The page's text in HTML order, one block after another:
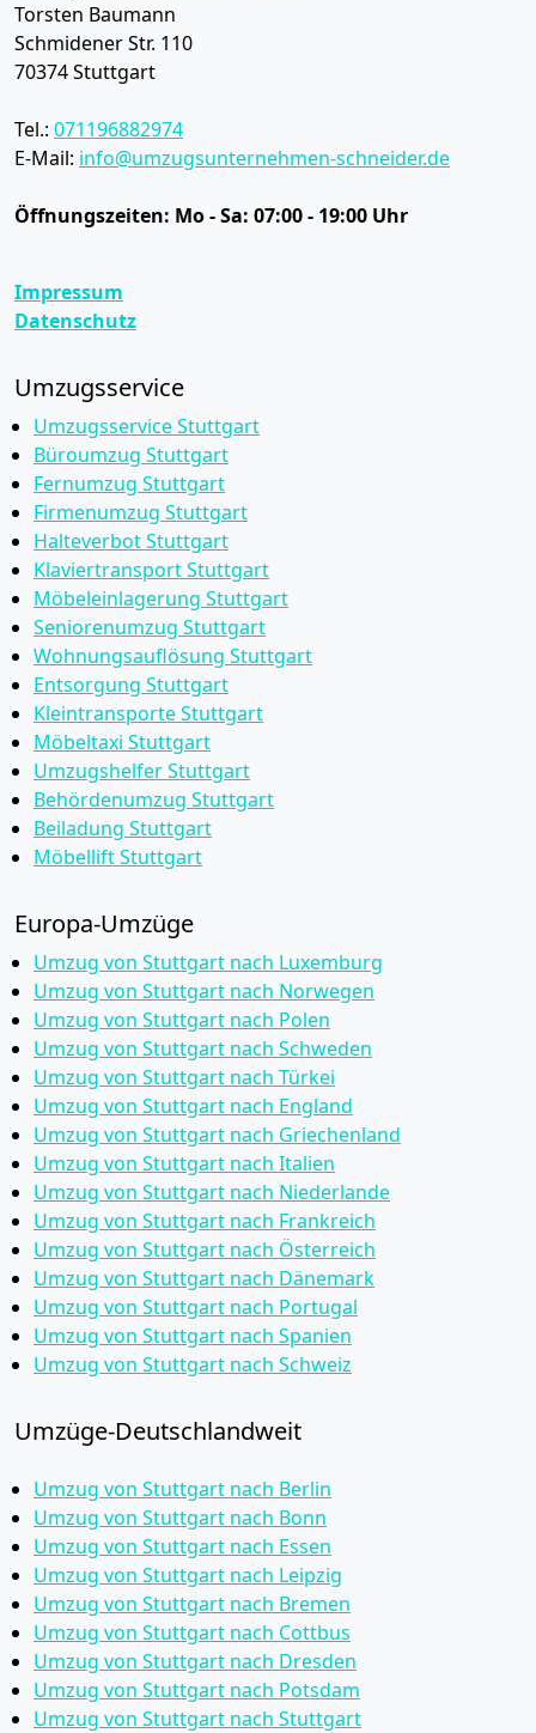
Torsten Baumann
Schmidener Str. 110
70374Stuttgart
Tel.: 071196882974
E-Mail: info@umzugsunternehmen-schneider.de
Öffnungszeiten: Mo - Sa: 07:00 - 19:00 Uhr
Impressum
Datenschutz
Umzugsservice
Umzugsservice Stuttgart
Büroumzug Stuttgart
Fernumzug Stuttgart
Firmenumzug Stuttgart
Halteverbot Stuttgart
Klaviertransport Stuttgart
Möbeleinlagerung Stuttgart
Seniorenumzug Stuttgart
Wohnungsauflösung Stuttgart
Entsorgung Stuttgart
Kleintransporte Stuttgart
Möbeltaxi Stuttgart
Umzugshelfer Stuttgart
Behördenumzug Stuttgart
Beiladung Stuttgart
Möbellift Stuttgart
Europa-Umzüge
Umzug von Stuttgart nach Luxemburg
Umzug von Stuttgart nach Norwegen
Umzug von Stuttgart nach Polen
Umzug von Stuttgart nach Schweden
Umzug von Stuttgart nach Türkei
Umzug von Stuttgart nach England
Umzug von Stuttgart nach Griechenland
Umzug von Stuttgart nach Italien
Umzug von Stuttgart nach Niederlande
Umzug von Stuttgart nach Frankreich
Umzug von Stuttgart nach Österreich
Umzug von Stuttgart nach Dänemark
Umzug von Stuttgart nach Portugal
Umzug von Stuttgart nach Spanien
Umzug von Stuttgart nach Schweiz
Umzüge-Deutschlandweit
Umzug von Stuttgart nach Berlin
Umzug von Stuttgart nach Bonn
Umzug von Stuttgart nach Essen
Umzug von Stuttgart nach Leipzig
Umzug von Stuttgart nach Bremen
Umzug von Stuttgart nach Cottbus
Umzug von Stuttgart nach Dresden
Umzug von Stuttgart nach Potsdam
Umzug von Stuttgart nach Stuttgart